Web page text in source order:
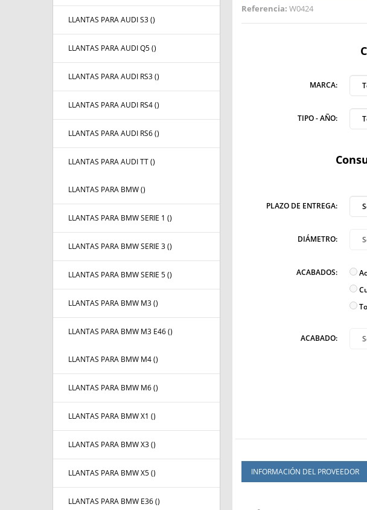
LLANTAS PARA AUDI S3 ()
LLANTAS PARA AUDI Q5 ()
LLANTAS PARA AUDI RS3 ()
LLANTAS PARA AUDI RS4 ()
LLANTAS PARA AUDI RS6 ()
LLANTAS PARA AUDI TT ()
LLANTAS PARA BMW ()
LLANTAS PARA BMW SERIE 1 ()
LLANTAS PARA BMW SERIE 3 ()
LLANTAS PARA BMW SERIE 5 ()
LLANTAS PARA BMW M3 ()
LLANTAS PARA BMW M3 E46 ()
LLANTAS PARA BMW M4 ()
LLANTAS PARA BMW M6 ()
LLANTAS PARA BMW X1 ()
LLANTAS PARA BMW X3 ()
LLANTAS PARA BMW X5 ()
LLANTAS PARA BMW E36 ()
Referencia: W0424
MARCA:
TIPO - AÑO:
PLAZO DE ENTREGA:
DIÁMETRO:
ACABADOS:
ACABADO:
INFORMACIÓN DEL PROVEEDOR